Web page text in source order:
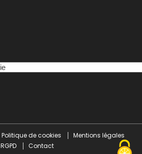
Politique de cookies
Mentions légales
RGPD
Contact